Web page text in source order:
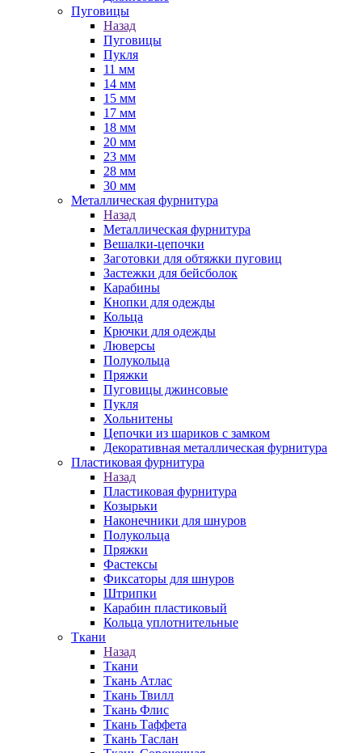
Пуговицы
Назад
Пуговицы
Пукля
11 мм
14 мм
15 мм
17 мм
18 мм
20 мм
23 мм
28 мм
30 мм
Металлическая фурнитура
Назад
Металлическая фурнитура
Вешалки-цепочки
Заготовки для обтяжки пуговиц
Застежки для бейсболок
Карабины
Кнопки для одежды
Кольца
Крючки для одежды
Люверсы
Полукольца
Пряжки
Пуговицы джинсовые
Пукля
Хольнитены
Цепочки из шариков с замком
Декоративная металлическая фурнитура
Пластиковая фурнитура
Назад
Пластиковая фурнитура
Козырьки
Наконечники для шнуров
Полукольца
Пряжки
Фастексы
Фиксаторы для шнуров
Штрипки
Карабин пластиковый
Кольца уплотнительные
Ткани
Назад
Ткани
Ткань Атлас
Ткань Твилл
Ткань Флис
Ткань Таффета
Ткань Таслан